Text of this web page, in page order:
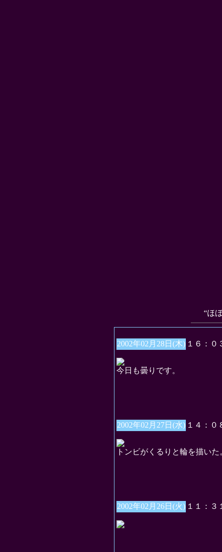
“ほ
2002年02月28日(木) １６：０
今日も曇りです。
2002年02月27日(水) １４：０
トンビがくるりと輪を描いた
2002年02月26日(火) １１：３